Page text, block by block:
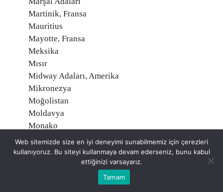
Martinik, Fransa
Mauritius
Mayotte, Fransa
Meksika
Mısır
Midway Adaları, Amerika
Mikronezya
Moğolistan
Moldavya
Monako
Montserrat
Moritanya
Web sitemizde size en iyi deneyimi sunabilmemiz için çerezleri
kullanıyoruz. Bu siteyi kullanmaya devam ederseniz, bunu kabul
ettiğinizi varsayarız.
Tamam